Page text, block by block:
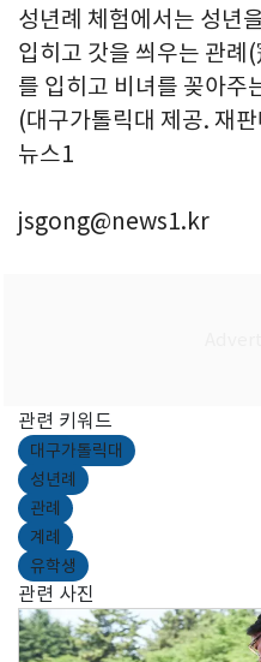
성년례 체험에서는 성년
입히고 갓을 씌우는 관례
를 입히고 비녀를 꽂아
(대구가톨릭대 제공. 재
뉴스1
jsgong@news1.kr
관련 키워드
대구가톨릭대
성년례
관례
계례
유학생
관련 사진